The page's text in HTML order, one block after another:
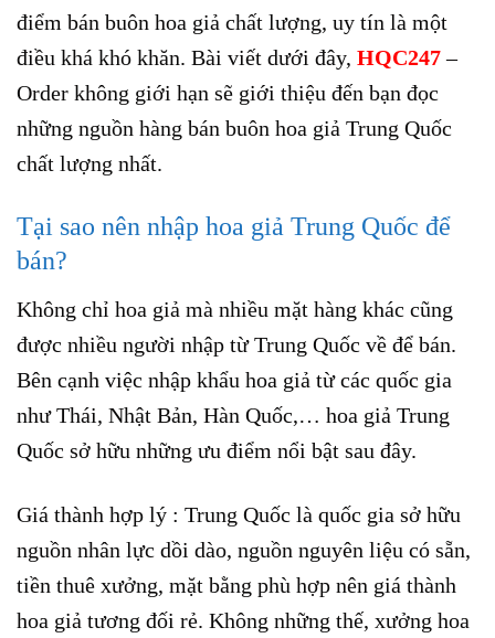
điểm bán buôn hoa giả chất lượng, uy tín là một
điều khá khó khăn. Bài viết dưới đây, HQC247–
Order không giới hạn sẽ giới thiệu đến bạn đọc
những nguồn hàng bán buôn hoa giả Trung Quốc
chất lượng nhất.
Tại sao nên nhập hoa giả Trung Quốc để
bán?
Không chỉ hoa giả mà nhiều mặt hàng khác cũng
được nhiều người nhập từ Trung Quốc về để bán.
Bên cạnh việc nhập khẩu hoa giả từ các quốc gia
như Thái, Nhật Bản, Hàn Quốc,… hoa giả Trung
Quốc sở hữu những ưu điểm nổi bật sau đây.
Giá thành hợp lý : Trung Quốc là quốc gia sở hữu
nguồn nhân lực dồi dào, nguồn nguyên liệu có sẵn,
tiền thuê xưởng, mặt bằng phù hợp nên giá thành
hoa giả tương đối rẻ. Không những thế, xưởng hoa